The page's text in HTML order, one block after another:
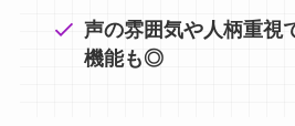
声の雰囲気や人柄重視
機能も◎